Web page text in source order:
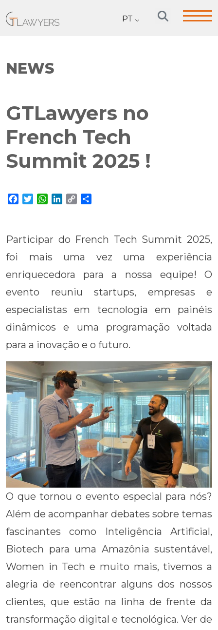
PT
NEWS
GTLawyers no
French Tech
Summit 2025 !
Facebook
TwitterWhatsApp
LinkedIn
Copy
Participar do French Tech Summit 2025,
foi mais uma vez uma experiência
enriquecedora para a nossa equipe! O
evento reuniu startups, empresas e
especialistas em tecnologia em painéis
dinâmicos e uma programação voltada
para a inovação e o futuro.
O que tornou o evento especial para nós?
Além de acompanhar debates sobre temas
fascinantes como Inteligência Artificial,
Biotech para uma Amazônia sustentável,
Women in Tech e muito mais, tivemos a
alegria de reencontrar alguns dos nossos
clientes, que estão na linha de frente da
transformação digital e tecnológica. Ver de